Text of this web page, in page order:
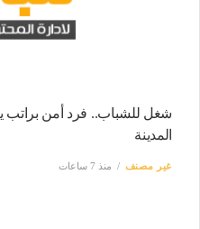
المدينة
غير مصنف منذ 7 ساعات